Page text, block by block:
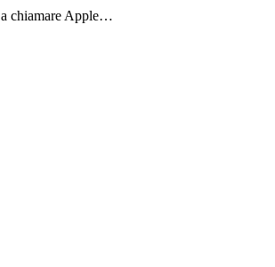
chiamare Apple…